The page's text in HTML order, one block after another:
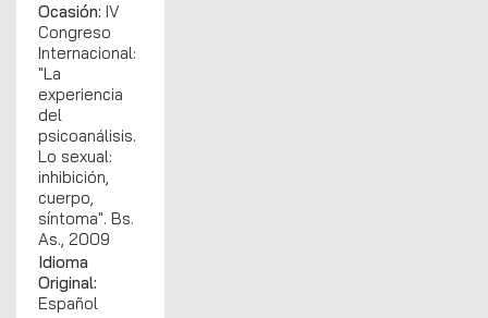
Ocasión: IV
Congreso
Internacional:
"La
experiencia
del
psicoanálisis.
Lo sexual:
inhibición,
cuerpo,
síntoma". Bs.
As., 2009
Idioma
Original:
Español